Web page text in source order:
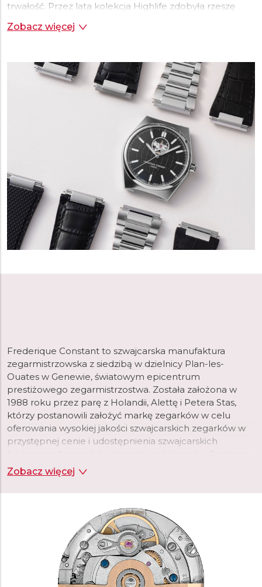
trwałość. Przez lata kolekcja Highlife zdobyła rzeszę
połączenie elegancji i funkcjonalności.
powrócić do tego genialnego konceptu, wprowadzając
na rynek odświeżoną wersję kolekcji Highlife. Nowe
modele, zachowując charakterystyczny zintegrowany
pasek, zostały wzbogacone o nowoczesne technologie
i materiały, które jeszcze bardziej podkreślają ich
wyjątkowy charakter. W ten sposób marka nie tylko
oddała hołd oryginalnemu designowi, ale również
wprowadziła kolekcję na wyższy poziom, odpowiadając
na potrzeby współczesnych klientów.
Dzięki temu posunięciu Frederique Constant ponownie
przyciągnęła uwagę do kolekcji Highlife, która teraz z
dumą prezentuje inteligentne i stylowe rozwiązania,
będące wynikiem wieloletniego doświadczenia i pasji do
zegarmistrzostwa.
Zobacz więcej
Frederique Constant to szwajcarska manufaktura
zegarmistrzowska z siedzibą w dzielnicy Plan-les-
Ouates w Genewie, światowym epicentrum
prestiżowego zegarmistrzostwa. Została założona w
1988 roku przez parę z Holandii, Alettę i Petera Stas,
którzy postanowili założyć markę zegarków w celu
oferowania wysokiej jakości szwajcarskich zegarków w
przystępnej cenie i udostępnienia szwajcarskich
krótkiej historii, marka szybko osiągnęła dużą
popularność i uznanie. Cztery lata po założeniu marki, w
1992 roku, wprowadzono pierwszą kolekcję zegarków
ze szwajcarskimi mechanizmami, a dwa lata później
manufaktura wprowadziła pierwszy zegarek Heart
Beat, wycięcie w tarczy, które ujawnia mechanizm
zegarka i z czasem staje się ikonicznym elementem
W swojej genewskiej manufakturze o powierzchni 6
Zobacz więcej